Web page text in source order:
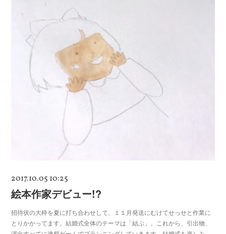
2017.10.05 10:25
絵本作家デビュー!?
招待状の大枠を夏に打ち合わせして、１１月発送にむけてせっせと作業に
とりかかってます。結婚式全体のテーマは「結ぶ」。これから、引出物、